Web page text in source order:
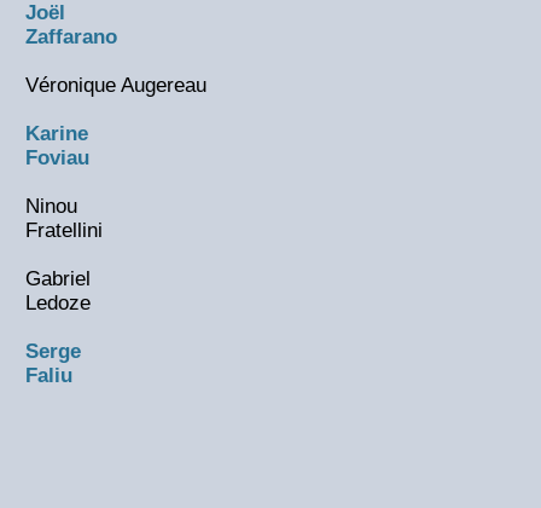
Joël
Zaffarano
Véronique Augereau
Karine
Foviau
Ninou
Fratellini
Gabriel
Ledoze
Serge
Faliu